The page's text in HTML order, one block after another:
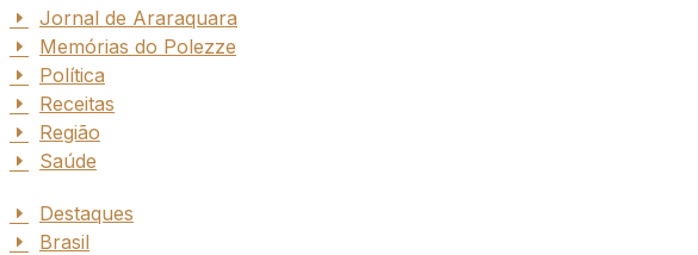
Jornal de Araraquara
Memórias do Polezze
Política
Receitas
Região
Saúde
Destaques
Brasil